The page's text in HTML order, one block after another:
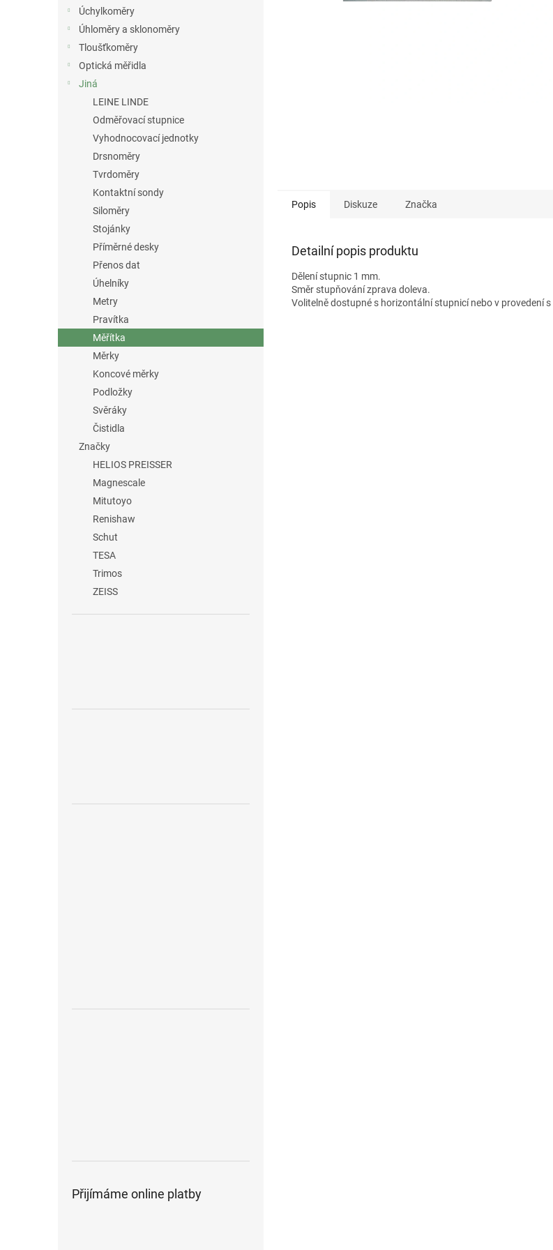
Úchylkoměry
Úhloměry a sklonoměry
Tloušťkoměry
Optická měřidla
Jiná
LEINE LINDE
Odměřovací stupnice
Vyhodnocovací jednotky
Drsnoměry
Tvrdoměry
Kontaktní sondy
Siloměry
Stojánky
Příměrné desky
Přenos dat
Úhelníky
Metry
Pravítka
Měřítka
Měrky
Koncové měrky
Podložky
Svěráky
Čistidla
Značky
HELIOS PREISSER
Magnescale
Mitutoyo
Renishaw
Schut
TESA
Trimos
ZEISS
Přijímáme online platby
Popis Diskuze Značka
Detailní popis produktu
Dělení stupnic 1 mm.
Směr stupňování zprava doleva.
Volitelně dostupné s horizontální stupnicí nebo v provedení